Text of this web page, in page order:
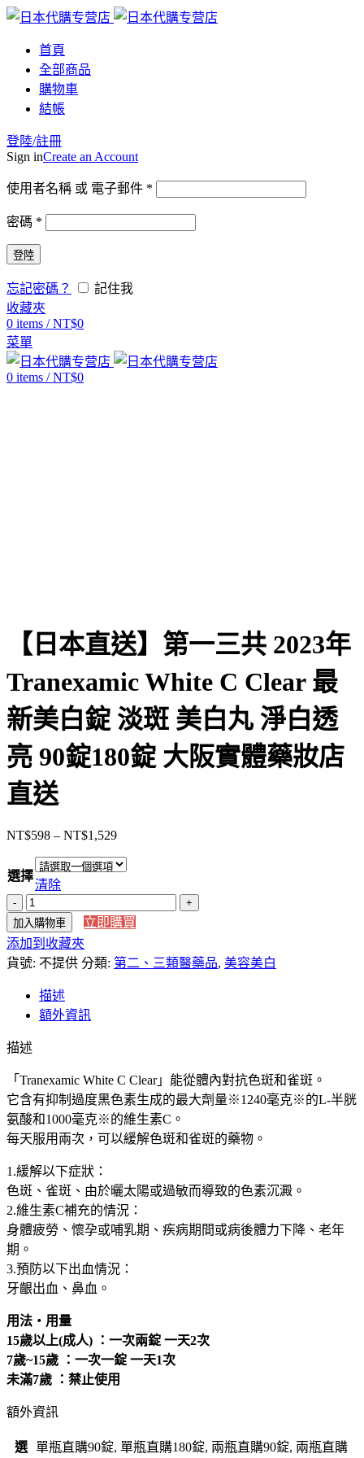
首頁
全部商品
購物車
結帳
登陸/註冊
Sign inCreate an Account
使用者名稱 或 電子郵件 *
密碼 *
登陸
忘記密碼？
記住我
收藏夾
0 items / NT$0
菜單
0 items / NT$0
【日本直送】第一三共 2023年
Tranexamic White C Clear 最
新美白錠 淡斑 美白丸 淨白透
亮 90錠180錠 大阪實體藥妝店
直送
NT$598 – NT$1,529價
格
圍：
NT$598
到
選擇
清除
【日
本
直
送】
一
三
共
2023
年
Tranexamic
White
C
Clear
新
美
白
錠
淡
斑
美
丸
淨
白
透
亮
90
錠
加入購物車
立即購買
添加到收藏夾
貨號: 不提供 分類: 第二、三類醫藥品, 美容美白
描述
額外資訊
描述
「Tranexamic White C Clear」能從體內對抗色斑和雀斑。
它含有抑制過度黑色素生成的最大劑量※1240毫克※的L-半胱
氨酸和1000毫克※的維生素C。
每天服用兩次，可以緩解色斑和雀斑的藥物。
1.緩解以下症狀：
色斑、雀斑、由於曬太陽或過敏而導致的色素沉澱。
2.維生素C補充的情況：
身體疲勞、懷孕或哺乳期、疾病期間或病後體力下降、老年
期。
3.預防以下出血情況：
牙齦出血、鼻血。
用法・用量
15歲以上(成人) ：一次兩錠 一天2次
7歲~15歲 ：一次一錠 一天1次
未滿7歲 ：禁止使用
額外資訊
選 單瓶直購90錠, 單瓶直購180錠, 兩瓶直購90錠, 兩瓶直購